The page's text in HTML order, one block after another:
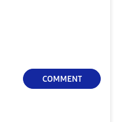
COMMENT